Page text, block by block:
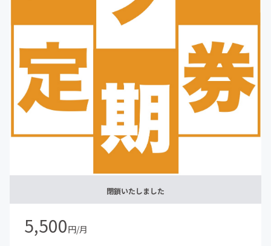
閉鎖いたしました
5,500円/月